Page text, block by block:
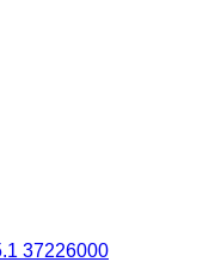
37226000